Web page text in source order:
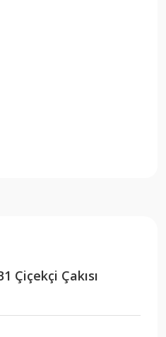
Çiçekçi Çakısı